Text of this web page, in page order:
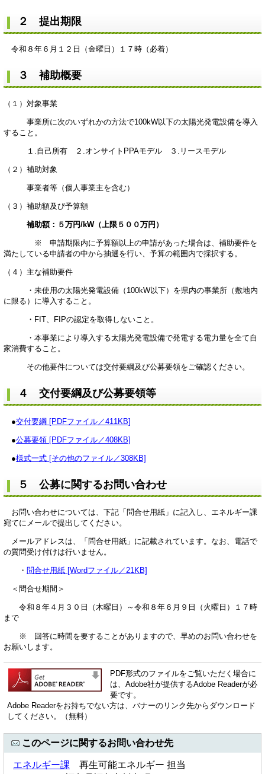
２ 提出期限
令和８年６月１２日（金曜日）１７時（必着）
３ 補助概要
（１）対象事業
事業所に次のいずれかの方法で100kW以下の太陽光発電設備を導入
すること。
１.自己所有 ２.オンサイトPPAモデル ３.リースモデル
（２）補助対象
事業者等（個人事業主を含む）
（３）補助額及び予算額
補助額：５万円/kW（上限５００万円）
※ 申請期限内に予算額以上の申請があった場合は、補助要件を
満たしている申請者の中から抽選を行い、予算の範囲内で採択する。
（４）主な補助要件
・未使用の太陽光発電設備（100kW以下）を県内の事業所（敷地内
に限る）に導入すること。
・FIT、FIPの認定を取得しないこと。
・本事業により導入する太陽光発電設備で発電する電力量を全て自
家消費すること。
その他要件については交付要綱及び公募要領をご確認ください。
４ 交付要綱及び公募要領等
●交付要綱 [PDFファイル／411KB]
●公募要領 [PDFファイル／408KB]
●様式一式 [その他のファイル／308KB]
５ 公募に関するお問い合わせ
お問い合わせについては、下記「問合せ用紙」に記入し、エネルギー課
宛てにメールで提出してください。
メールアドレスは、「問合せ用紙」に記載されています。なお、電話で
の質問受け付けは行いません。
・ 問合せ用紙 [Wordファイル／21KB]
＜問合せ期間＞
令和８年４月３０日（木曜日）～令和８年６月９日（火曜日）１７時
まで
※ 回答に時間を要することがありますので、早めのお問い合わせを
お願いします。
PDF形式のファイルをご覧いただく場合に
は、Adobe社が提供するAdobe Readerが必
要です。
Adobe Readerをお持ちでない方は、バナーのリンク先からダウンロード
してください。（無料）
このページに関するお問い合わせ先
エネルギー課 再生可能エネルギー 担当